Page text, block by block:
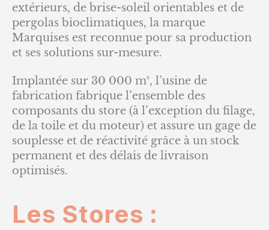
extérieurs, de brise-soleil orientables et de
pergolas bioclimatiques, la marque
Marquises est reconnue pour sa production
et ses solutions sur-mesure.
Implantée sur 30 000 m², l’usine de
fabrication fabrique l’ensemble des
composants du store (à l’exception du filage,
de la toile et du moteur) et assure un gage de
souplesse et de réactivité grâce à un stock
permanent et des délais de livraison
optimisés.
Les Stores :